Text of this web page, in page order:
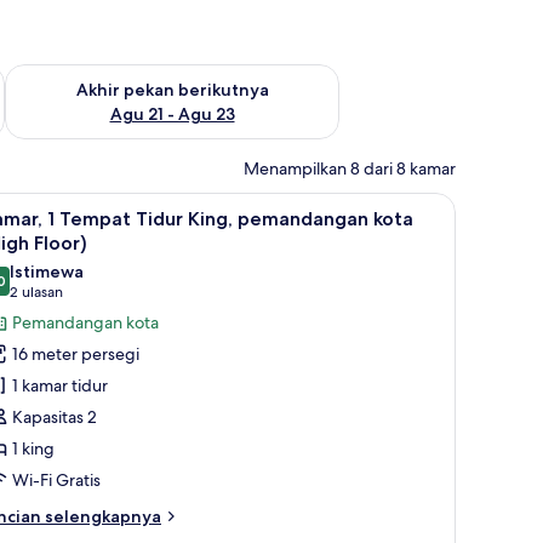
Agu 14 - Agu 16
Akhir pekan berikutnya
Agu 21 - Agu 23
Periksa ketersediaan untuk akhir pekan berikutnya Agu 21 -
Menampilkan 8 dari 8 kamar
1
1 Tempat Tidur King, pemandangan kota
Floor)
dari 10
Istimewa
2 ulasan
(2
ulasan)
Pemandangan kota
16 meter persegi
1 kamar tidur
Kapasitas 2
1 king
Wi-Fi Gratis
selengkapnya